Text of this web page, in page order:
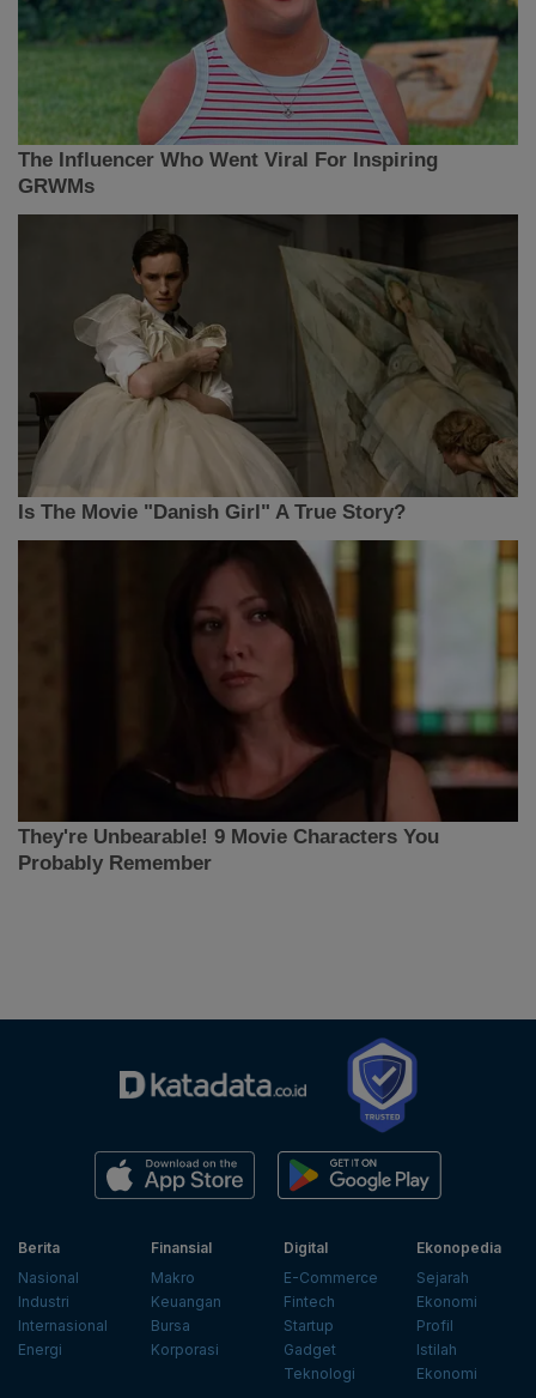
Berita
Nasional
Industri
Internasional
Energi
Finansial
Makro
Keuangan
Bursa
Korporasi
Digital
E-Commerce
Fintech
Startup
Gadget
Teknologi
Ekonopedia
Sejarah
Ekonomi
Profil
Istilah
Ekonomi